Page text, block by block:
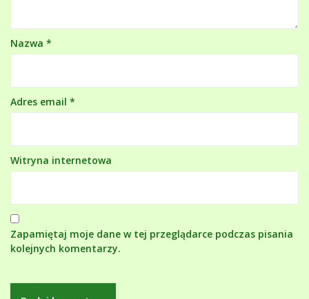
Nazwa *
Adres email *
Witryna internetowa
Zapamiętaj moje dane w tej przeglądarce podczas pisania
kolejnych komentarzy.